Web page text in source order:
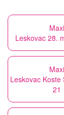
Maxi
Leskovac 28.
Maxi
Leskovac Koste
21